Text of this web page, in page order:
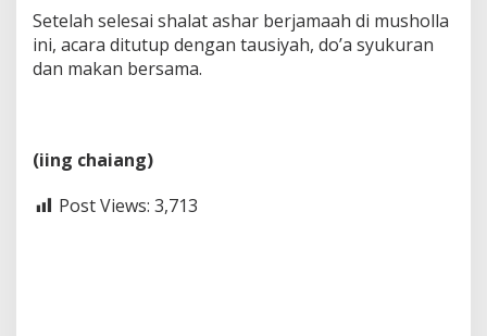
Setelah selesai shalat ashar berjamaah di musholla
ini, acara ditutup dengan tausiyah, do’a syukuran
dan makan bersama.
(iing chaiang)
Post Views: 3,713